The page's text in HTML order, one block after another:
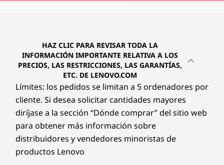
HAZ CLIC PARA REVISAR TODA LA
INFORMACIÓN IMPORTANTE RELATIVA A LOS
PRECIOS, LAS RESTRICCIONES, LAS GARANTÍAS,
ETC. DE LENOVO.COM
Límites: los pedidos se limitan a 5 ordenadores por
cliente. Si desea solicitar cantidades mayores
diríjase a la sección “Dónde comprar” del sitio web
para obtener más información sobre
distribuidores y vendedores minoristas de
productos Lenovo